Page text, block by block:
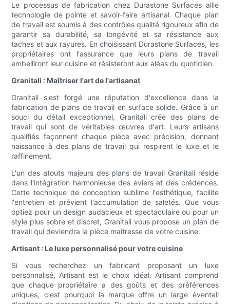
Le processus de fabrication chez Durastone Surfaces allie
technologie de pointe et savoir-faire artisanal. Chaque plan
de travail est soumis à des contrôles qualité rigoureux afin de
garantir sa durabilité, sa longévité et sa résistance aux
taches et aux rayures. En choisissant Durastone Surfaces, les
propriétaires ont l'assurance que leurs plans de travail
embelliront leur cuisine et résisteront aux aléas du quotidien.
Granitali : Maîtriser l'art de l'artisanat
Granitali s'est forgé une réputation d'excellence dans la
fabrication de plans de travail en surface solide. Grâce à un
souci du détail exceptionnel, Granitali crée des plans de
travail qui sont de véritables œuvres d'art. Leurs artisans
qualifiés façonnent chaque pièce avec précision, donnant
naissance à des plans de travail qui respirent le luxe et le
raffinement.
L'un des atouts majeurs des plans de travail Granitali réside
dans l'intégration harmonieuse des éviers et des crédences.
Cette technique de conception sublime l'esthétique, facilite
l'entretien et prévient l'accumulation de saletés. Que vous
optiez pour un design audacieux et spectaculaire ou pour un
style plus sobre et discret, Granitali vous propose un plan de
travail qui deviendra la pièce maîtresse de votre cuisine.
Artisant : Le luxe personnalisé pour votre cuisine
Si vous recherchez un fabricant proposant un luxe
personnalisé, Artisant est le choix idéal. Artisant comprend
que chaque propriétaire a des goûts et des préférences
uniques, c'est pourquoi la marque offre un large éventail